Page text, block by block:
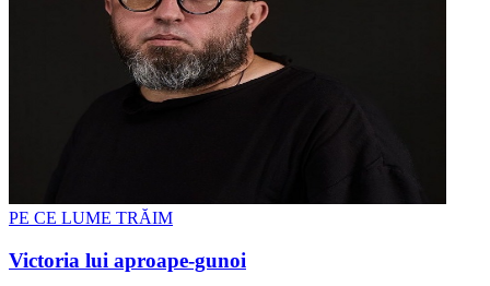
PE CE LUME TRĂIM
Victoria lui aproape-gunoi